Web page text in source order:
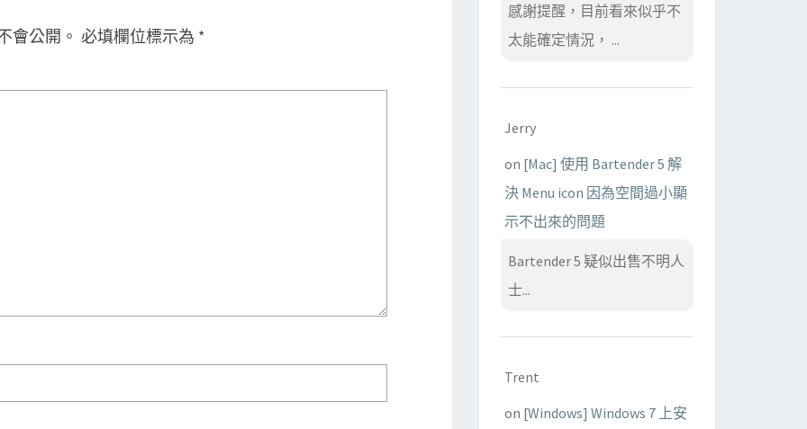
會公開。 必填欄位標示為 *
感謝提醒，目前看來似乎不
太能確定情況， ...
Jerry
on [Mac] 使用 Bartender 5 解
決 Menu icon 因為空間過小顯
示不出來的問題
Bartender 5 疑似出售不明人
士...
Trent
on [Windows] Windows 7 上安